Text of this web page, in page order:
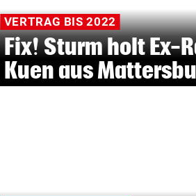
VERTRAG BIS 2022
Fix! Sturm holt Ex-
Kuen aus